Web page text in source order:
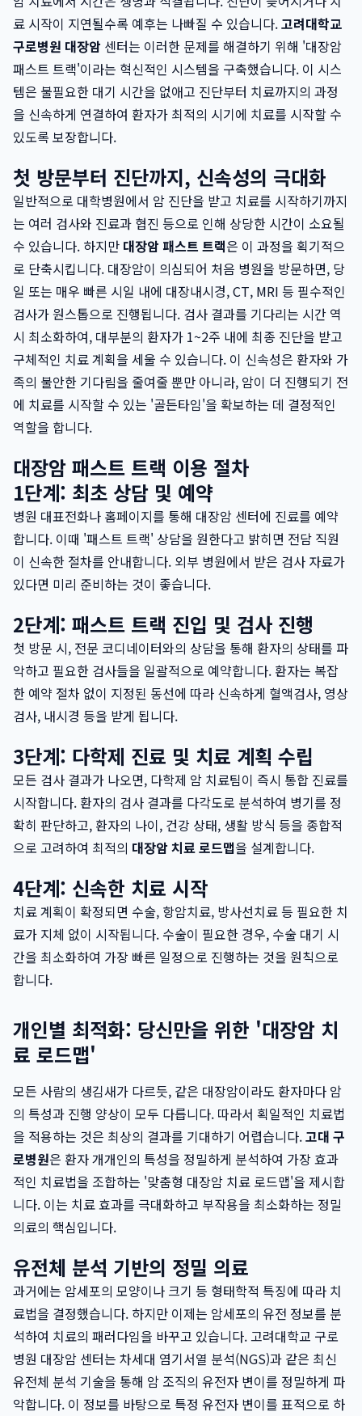
료 시작이 지연될수록 예후는 나빠질 수 있습니다.고려대학교
구로병원 대장암 센터는 이러한 문제를 해결하기 위해 '대장암
패스트 트랙'이라는 혁신적인 시스템을 구축했습니다. 이 시스
템은 불필요한 대기 시간을 없애고 진단부터 치료까지의 과정
을 신속하게 연결하여 환자가 최적의 시기에 치료를 시작할 수
있도록 보장합니다.
첫 방문부터 진단까지, 신속성의 극대화
일반적으로 대학병원에서 암 진단을 받고 치료를 시작하기까지
는 여러 검사와 진료과 협진 등으로 인해 상당한 시간이 소요될
수 있습니다. 하지만 대장암 패스트 트랙은 이 과정을 획기적으
로 단축시킵니다. 대장암이 의심되어 처음 병원을 방문하면, 당
일 또는 매우 빠른 시일 내에 대장내시경, CT, MRI 등 필수적인
검사가 원스톱으로 진행됩니다. 검사 결과를 기다리는 시간 역
시 최소화하여, 대부분의 환자가 1~2주 내에 최종 진단을 받고
구체적인 치료 계획을 세울 수 있습니다. 이 신속성은 환자와 가
족의 불안한 기다림을 줄여줄 뿐만 아니라, 암이 더 진행되기 전
에 치료를 시작할 수 있는 '골든타임'을 확보하는 데 결정적인
역할을 합니다.
대장암 패스트 트랙 이용 절차
1단계: 최초 상담 및 예약
병원 대표전화나 홈페이지를 통해 대장암 센터에 진료를 예약
합니다. 이때 '패스트 트랙' 상담을 원한다고 밝히면 전담 직원
이 신속한 절차를 안내합니다. 외부 병원에서 받은 검사 자료가
있다면 미리 준비하는 것이 좋습니다.
2단계: 패스트 트랙 진입 및 검사 진행
첫 방문 시, 전문 코디네이터와의 상담을 통해 환자의 상태를 파
악하고 필요한 검사들을 일괄적으로 예약합니다. 환자는 복잡
한 예약 절차 없이 지정된 동선에 따라 신속하게 혈액검사, 영상
검사, 내시경 등을 받게 됩니다.
3단계: 다학제 진료 및 치료 계획 수립
모든 검사 결과가 나오면, 다학제 암 치료팀이 즉시 통합 진료를
시작합니다. 환자의 검사 결과를 다각도로 분석하여 병기를 정
확히 판단하고, 환자의 나이, 건강 상태, 생활 방식 등을 종합적
으로 고려하여 최적의 대장암 치료 로드맵을 설계합니다.
4단계: 신속한 치료 시작
치료 계획이 확정되면 수술, 항암치료, 방사선치료 등 필요한 치
료가 지체 없이 시작됩니다. 수술이 필요한 경우, 수술 대기 시
간을 최소화하여 가장 빠른 일정으로 진행하는 것을 원칙으로
합니다.
개인별 최적화: 당신만을 위한 '대장암 치
료 로드맵'
모든 사람의 생김새가 다르듯, 같은 대장암이라도 환자마다 암
의 특성과 진행 양상이 모두 다릅니다. 따라서 획일적인 치료법
을 적용하는 것은 최상의 결과를 기대하기 어렵습니다.고대 구
로병원은 환자 개개인의 특성을 정밀하게 분석하여 가장 효과
적인 치료법을 조합하는 '맞춤형 대장암 치료 로드맵'을 제시합
니다. 이는 치료 효과를 극대화하고 부작용을 최소화하는 정밀
의료의 핵심입니다.
유전체 분석 기반의 정밀 의료
과거에는 암세포의 모양이나 크기 등 형태학적 특징에 따라 치
료법을 결정했습니다. 하지만 이제는 암세포의 유전 정보를 분
석하여 치료의 패러다임을 바꾸고 있습니다. 고려대학교 구로
병원 대장암 센터는 차세대 염기서열 분석(NGS)과 같은 최신
유전체 분석 기술을 통해 암 조직의 유전자 변이를 정밀하게 파
악합니다. 이 정보를 바탕으로 특정 유전자 변이를 표적으로 하